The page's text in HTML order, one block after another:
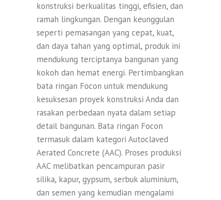
konstruksi berkualitas tinggi, efisien, dan
ramah lingkungan. Dengan keunggulan
seperti pemasangan yang cepat, kuat,
dan daya tahan yang optimal, produk ini
mendukung terciptanya bangunan yang
kokoh dan hemat energi. Pertimbangkan
bata ringan Focon untuk mendukung
kesuksesan proyek konstruksi Anda dan
rasakan perbedaan nyata dalam setiap
detail bangunan. Bata ringan Focon
termasuk dalam kategori Autoclaved
Aerated Concrete (AAC). Proses produksi
AAC melibatkan pencampuran pasir
silika, kapur, gypsum, serbuk aluminium,
dan semen yang kemudian mengalami